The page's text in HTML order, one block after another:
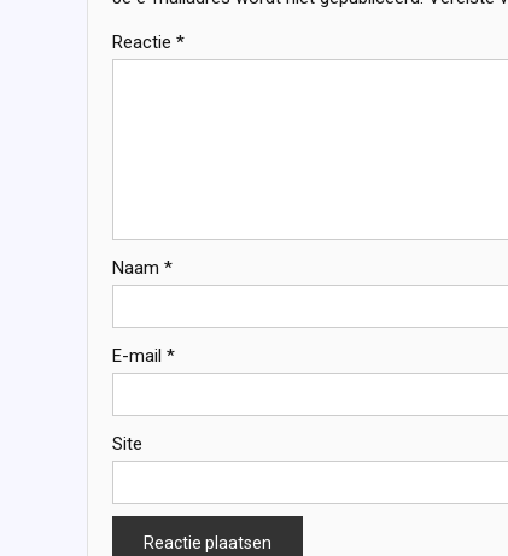
Reactie *
Naam *
E-mail *
Site